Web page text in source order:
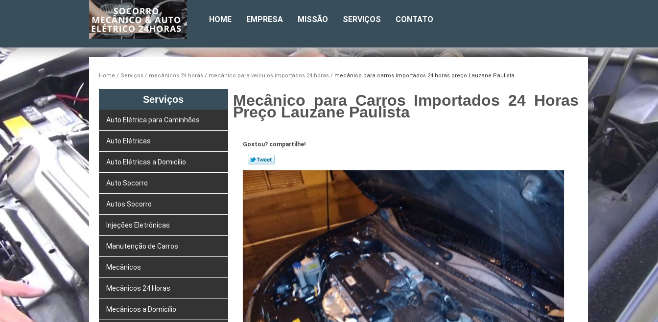
HOME EMPRESA MISSÃO SERVIÇOS CONTATO
Home Serviços mecânicos 24 horas mecânico para veículos importados 24 horas mecânico para carros importados 24 horas preço Lauzane Paulista
Serviços
Auto Elétrica para Caminhões
Auto Elétricas
Auto Elétricas a Domicílio
Auto Socorro
Autos Socorro
Injeções Eletrônicas
Manutenção de Carros
Mecânicos
Mecânicos 24 Horas
Mecânicos a Domicílio
Mecânico para Carros Importados 24 Horas
Preço Lauzane Paulista
Gostou? compartilhe!